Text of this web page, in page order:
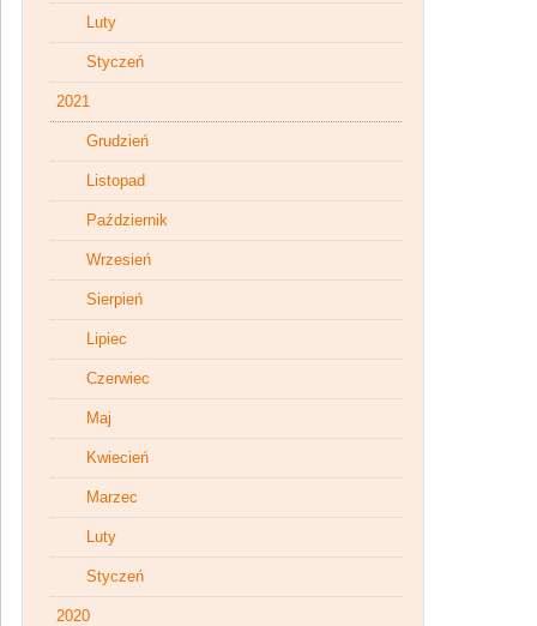
Luty
Styczeń
2021
Grudzień
Listopad
Październik
Wrzesień
Sierpień
Lipiec
Czerwiec
Maj
Kwiecień
Marzec
Luty
Styczeń
2020